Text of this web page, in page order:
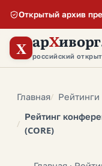
Открытый архив
X арХиворг
российский
Главная
Рейтинги
Рейтинг
(CORE)